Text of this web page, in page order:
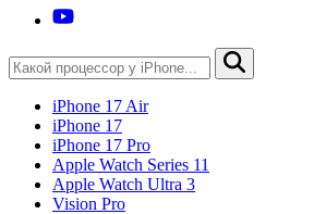
iPhone 17 Air
iPhone 17
iPhone 17 Pro
Apple Watch Series 11
Apple Watch Ultra 3
Vision Pro